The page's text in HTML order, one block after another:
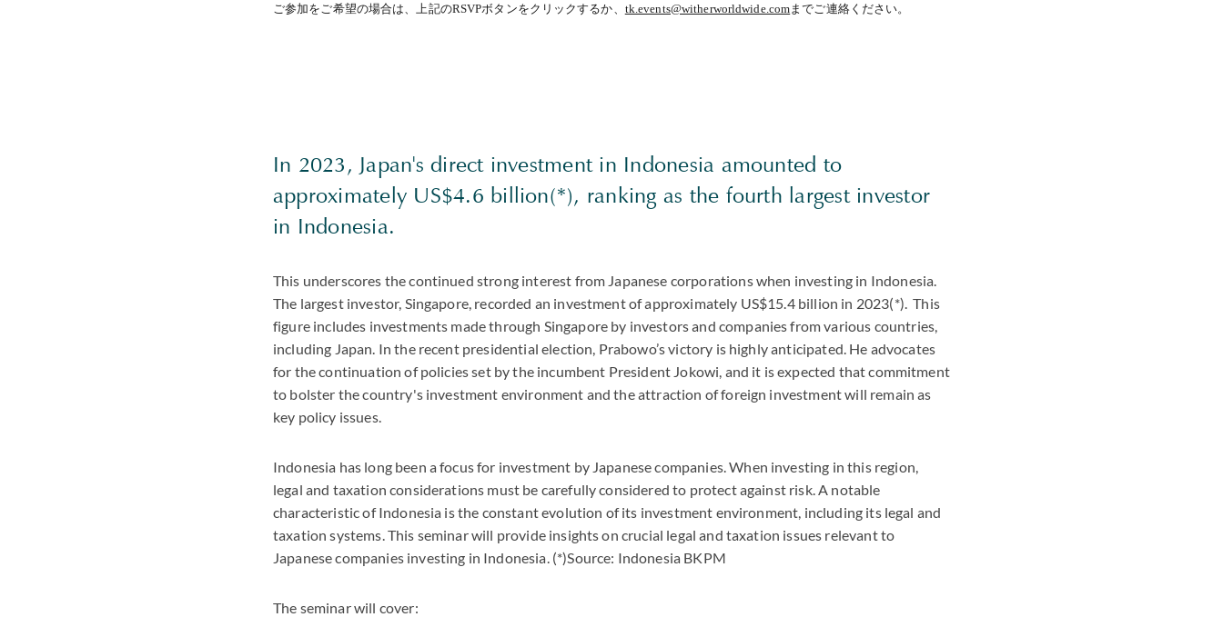
ご参加をご希望の場合は、上記のRSVPボタンをクリックするか、 tk.events@witherworldwide.com までご連絡ください。
In 2023, Japan's direct investment in Indonesia amounted to
approximately US$4.6 billion(*), ranking as the fourth largest investor
in Indonesia.
This underscores the continued strong interest from Japanese corporations when investing in Indonesia.
The largest investor, Singapore, recorded an investment of approximately US$15.4 billion in 2023(*). This
figure includes investments made through Singapore by investors and companies from various countries,
including Japan. In the recent presidential election, Prabowo’s victory is highly anticipated. He advocates
for the continuation of policies set by the incumbent President Jokowi, and it is expected that commitment
to bolster the country's investment environment and the attraction of foreign investment will remain as
key policy issues.
Indonesia has long been a focus for investment by Japanese companies. When investing in this region,
legal and taxation considerations must be carefully considered to protect against risk. A notable
characteristic of Indonesia is the constant evolution of its investment environment, including its legal and
taxation systems. This seminar will provide insights on crucial legal and taxation issues relevant to
Japanese companies investing in Indonesia. (*)Source: Indonesia BKPM
The seminar will cover: